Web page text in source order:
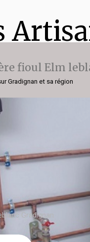
fioul Elm
Gradignan et sa région
Gradignan